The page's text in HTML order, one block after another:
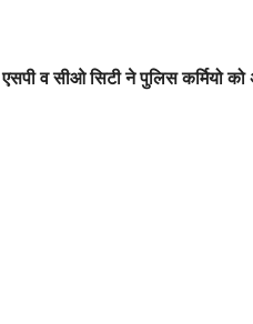
एसपी व सीओ सिटी ने पुलिस कर्मियो